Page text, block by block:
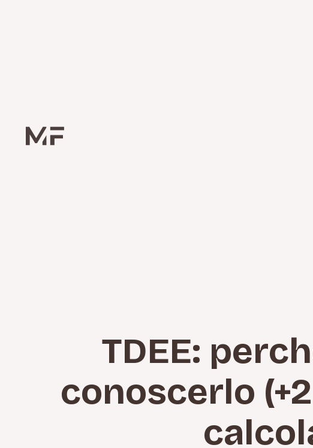
TDEE:
conoscerlo